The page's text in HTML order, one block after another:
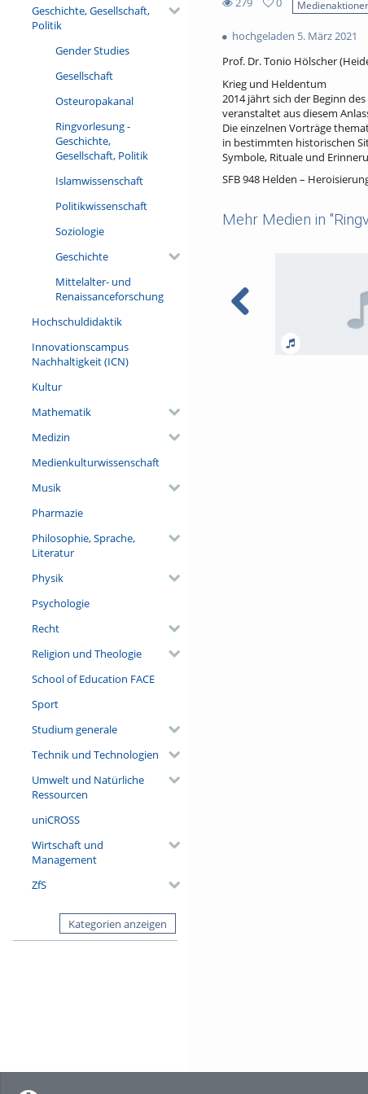
Geschichte, Gesellschaft,
Politik
Gender Studies
Gesellschaft
Osteuropakanal
Ringvorlesung -
Geschichte,
Gesellschaft, Politik
Islamwissenschaft
Politikwissenschaft
Soziologie
Geschichte
Mittelalter- und
Renaissanceforschung
Hochschuldidaktik
Innovationscampus
Nachhaltigkeit (ICN)
Kultur
Mathematik
Medizin
Medienkulturwissenschaft
Musik
Pharmazie
Philosophie, Sprache,
Literatur
Physik
Psychologie
Recht
Religion und Theologie
School of Education FACE
Sport
Studium generale
Technik und Technologien
Umwelt und Natürliche
Ressourcen
uniCROSS
Wirtschaft und
Management
ZfS
Kategorien anzeigen
views
favorites
hochgeladen 5. März 2021
Prof. Dr. Tonio Hölscher
Krieg und Heldentum
2014 jährt sich der Beginn
veranstaltet aus diesem
Die einzelnen Vorträge
in bestimmten historischen
Symbole, Rituale und
SFB 948 Helden –
Mehr Medien in